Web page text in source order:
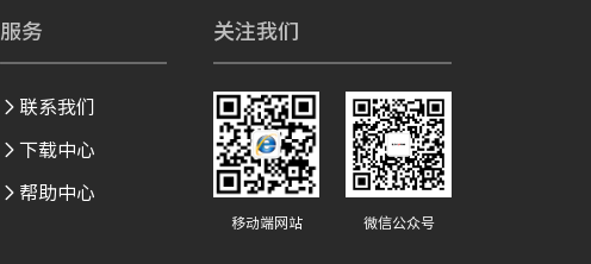
服务
 联系我们
下载中心
 帮助中心
关注我们
移动端网站 微信公众号